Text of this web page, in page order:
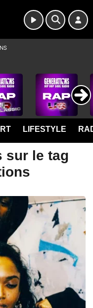
LIFESTYLE
sur le tag